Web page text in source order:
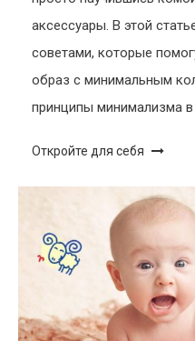
аксессуары. В этой
советами, которые
образ с минимальным
принципы минимализма в
Откройте для себя